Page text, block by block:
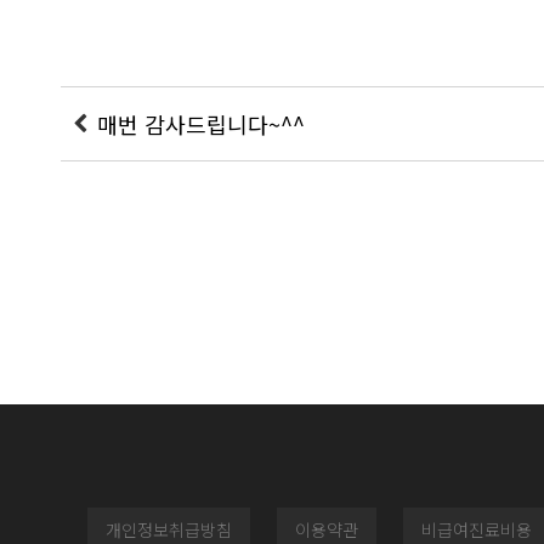
매번 감사드립니다~^^
개인정보취급방침 이용약관 비급여진료비용